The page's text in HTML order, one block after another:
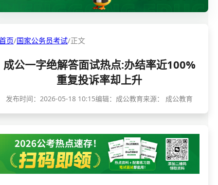
准考证打印
成绩查询
分数线
资格复审
面试补录
历年真题
国家公务员考试
三支一扶考试
警察/辅警考试
国企/银行考试
页/国家公务员考试/正文
成公一字绝解答面试热点:办结率近100%
重复投诉率却上升
发布时间： 2026-05-18 10:15编辑：成公教育来源： 成公教育